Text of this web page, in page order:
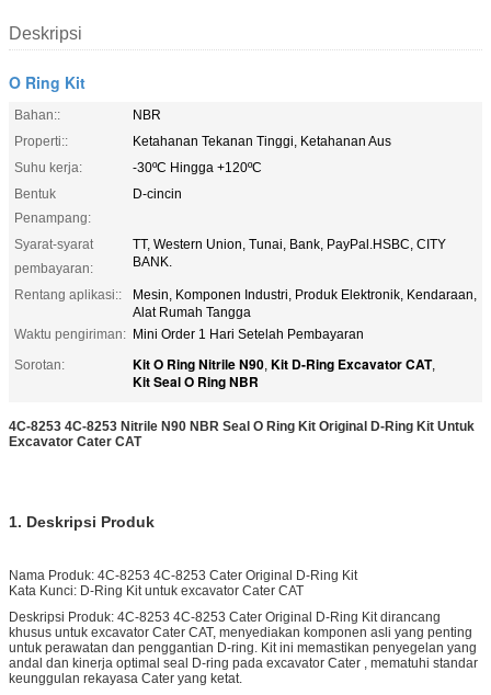
Deskripsi
O Ring Kit
Bahan::
NBR
Properti::
Ketahanan Tekanan Tinggi, Ketahanan Aus
Suhu kerja:
-30ºC Hingga +120ºC
Bentuk
Penampang:
D-cincin
Syarat-syarat
pembayaran:
TT, Western Union, Tunai, Bank, PayPal.HSBC, CITY
BANK.
Rentang aplikasi::
Mesin, Komponen Industri, Produk Elektronik, Kendaraan,
Alat Rumah Tangga
Waktu pengiriman: Mini Order 1 Hari Setelah Pembayaran
Sorotan:
Kit O Ring Nitrile N90, Kit D-Ring Excavator CAT,
Kit Seal O Ring NBR
4C-8253 4C-8253 Nitrile N90 NBR Seal O Ring Kit Original D-Ring Kit Untuk
Excavator Cater CAT
1. Deskripsi Produk
Nama Produk: 4C-8253 4C-8253 Cater Original D-Ring Kit
Kata Kunci: D-Ring Kit untuk excavator Cater CAT
Deskripsi Produk: 4C-8253 4C-8253 Cater Original D-Ring Kit dirancang
khusus untuk excavator Cater CAT, menyediakan komponen asli yang penting
untuk perawatan dan penggantian D-ring. Kit ini memastikan penyegelan yang
andal dan kinerja optimal seal D-ring pada excavator Cater , mematuhi standar
keunggulan rekayasa Cater yang ketat.